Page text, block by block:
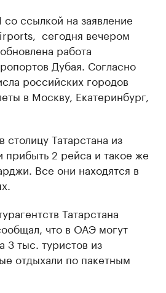
ссылкой на заявление
сегодня вечером
работа
Дубая. Согласно
российских городов
в Москву, Екатеринбург,
столицу Татарстана из
2 рейса и такое же
Все они находятся в
Татарстана
что в ОАЭ могут
3 тыс. туристов из
отдыхали по пакетным